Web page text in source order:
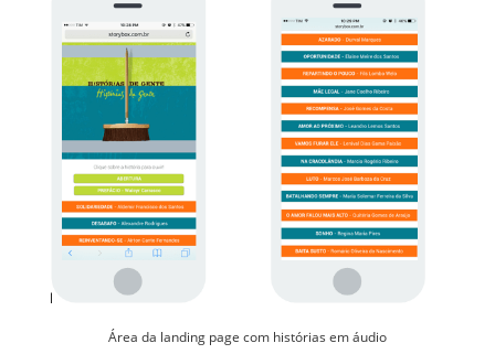
Área da landing page com histórias em áudio